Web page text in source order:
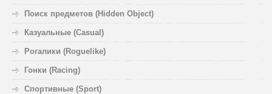
Поиск предметов (Hidden Object)
Казуальные (Casual)
Рогалики (Roguelike)
Гонки (Racing)
Спортивные (Sport)